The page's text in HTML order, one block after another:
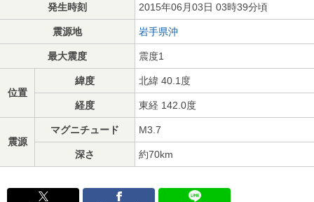
発生時刻 2015年06月03日 03時39分頃
震源地 岩手県沖
最大震度 震度1
位置
緯度 北緯 40.1度
経度 東経 142.0度
震源
マグニチュード M3.7
深さ 約70km